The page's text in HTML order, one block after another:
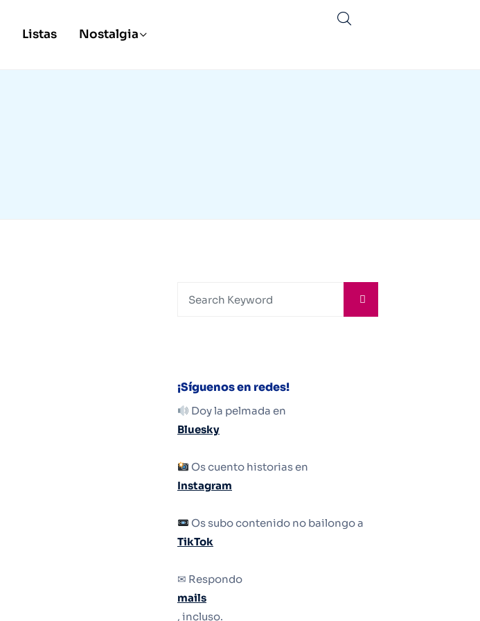
Listas Nostalgia
¡Síguenos en redes!
Doy la pelmada en
Bluesky
Os cuento historias en
Instagram
Os subo contenido no bailongo a
TikTok
✉ Respondo
mails
, incluso.